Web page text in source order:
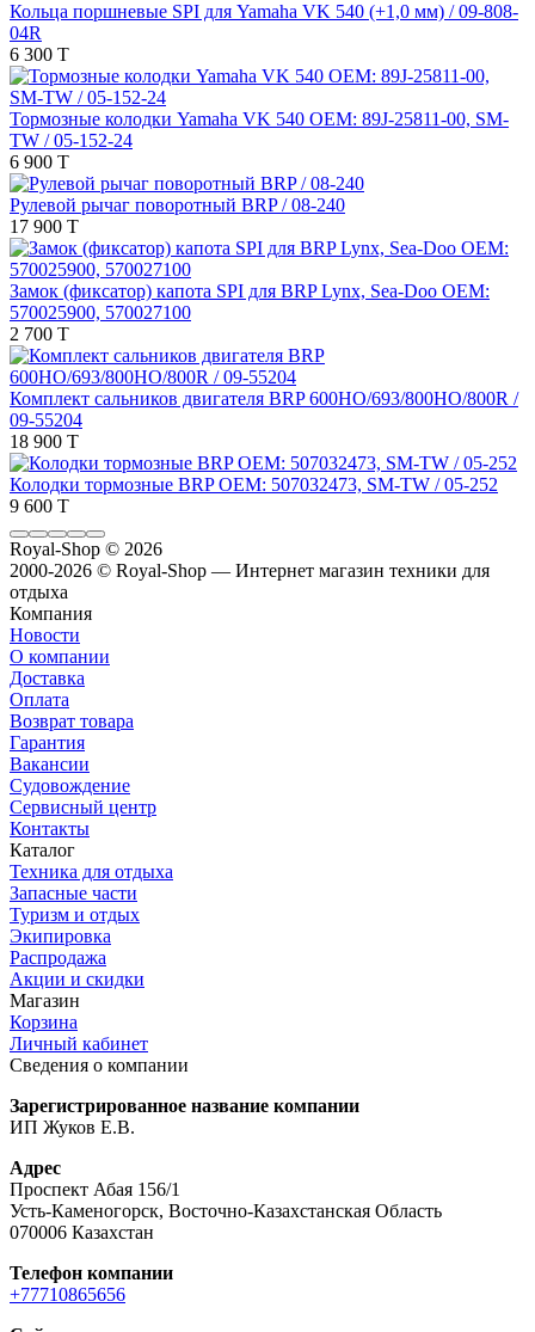
Кольца поршневые SPI для Yamaha VK 540 (+1,0 мм) / 09-808-
04R
6 300 T
Тормозные колодки Yamaha VK 540 OEM: 89J-25811-00, SM-
TW / 05-152-24
6 900 T
Рулевой рычаг поворотный BRP / 08-240
17 900 T
Замок (фиксатор) капота SPI для BRP Lynx, Sea-Doo OEM:
570025900, 570027100
2 700 T
Комплект сальников двигателя BRP 600HO/693/800HO/800R /
09-55204
18 900 T
Колодки тормозные BRP OEM: 507032473, SM-TW / 05-252
9 600 T
Royal-Shop © 2026
2000-2026 © Royal-Shop — Интернет магазин техники для
отдыха
Компания
Новости
О компании
Доставка
Оплата
Возврат товара
Гарантия
Вакансии
Судовождение
Сервисный центр
Контакты
Каталог
Техника для отдыха
Запасные части
Туризм и отдых
Экипировка
Распродажа
Акции и скидки
Магазин
Корзина
Личный кабинет
Сведения о компании
Зарегистрированное название компании
ИП Жуков Е.В.
Адрес
Проспект Абая 156/1
Усть-Каменогорск, Восточно-Казахстанская Область
070006 Казахстан
Телефон компании
+77710865656